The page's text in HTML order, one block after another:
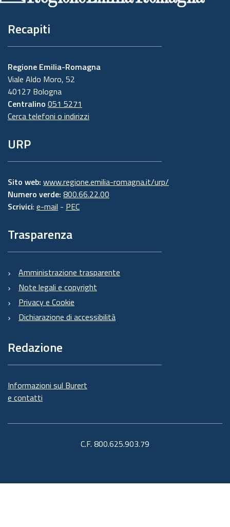
Recapiti
Regione Emilia-Romagna
Viale Aldo Moro, 52
40127 Bologna
Centralino 051 5271
Cerca telefoni o indirizzi
URP
Sito web: www.regione.emilia-romagna.it/urp/
Numero verde: 800.66.22.00
Scrivici: e-mail - PEC
Trasparenza
Amministrazione trasparente
Note legali e copyright
Privacy e Cookie
Dichiarazione di accessibilità
Redazione
Informazioni sul Burert
e contatti
C.F. 800.625.903.79